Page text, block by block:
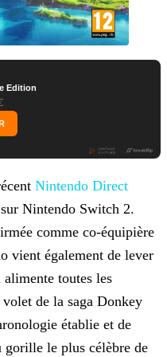
Edition
Nintendo Direct
sur Nintendo Switch 2.
comme co-équipière
vient également de lever
toutes les
de la saga Donkey
établie et de
le plus célèbre de